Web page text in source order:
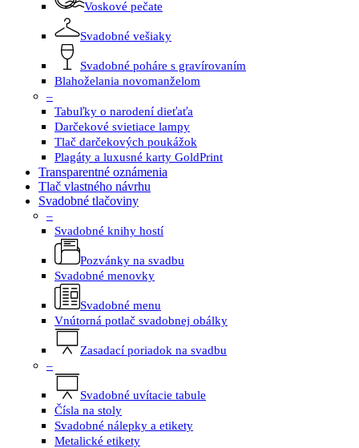
Voskové pečate
Svadobné vešiaky
Svadobné poháre s gravírovaním
Blahoželania novomanželom
–
Tabuľky o narodení dieťaťa
Darčekové svietiace lampy
Tlač darčekových poukážok
Plagáty a luxusné karty GoldPrint
Transparentné oznámenia
Tlač vlastného návrhu
Svadobné tlačoviny
–
Svadobné knihy hostí
Pozvánky na svadbu
Svadobné menovky
Svadobné menu
Vnútorná potlač svadobnej obálky
Zasadací poriadok na svadbu
–
Svadobné uvítacie tabule
Čísla na stoly
Svadobné nálepky a etikety
Metalické etikety